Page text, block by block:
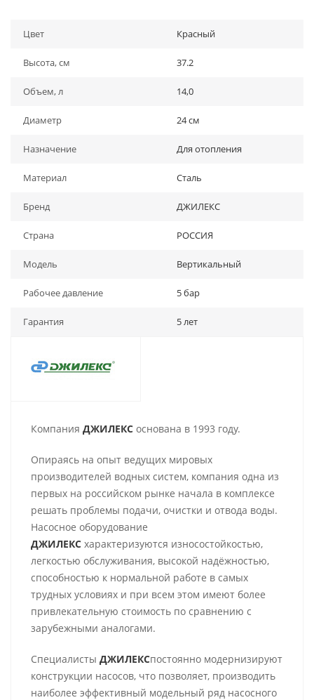
Цвет Красный
Высота, см 37.2
Объем, л 14,0
Диаметр 24 см
Назначение Для отопления
Материал Сталь
Бренд ДЖИЛЕКС
Страна РОССИЯ
Модель Вертикальный
Рабочее давление 5 бар
Гарантия 5 лет
Компания ДЖИЛЕКС основана в 1993 году.
Опираясь на опыт ведущих мировых
производителей водных систем, компания одна из
первых на российском рынке начала в комплексе
решать проблемы подачи, очистки и отвода воды.
Насосное оборудование
ДЖИЛЕКС характеризуются износостойкостью,
легкостью обслуживания, высокой надёжностью,
способностью к нормальной работе в самых
трудных условиях и при всем этом имеют более
привлекательную стоимость по сравнению с
зарубежными аналогами.
Специалисты ДЖИЛЕКСпостоянно модернизируют
конструкции насосов, что позволяет, производить
наиболее эффективный модельный ряд насосного